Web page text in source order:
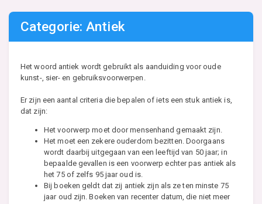
Categorie: Antiek
Het woord antiek wordt gebruikt als aanduiding voor oude
kunst-, sier- en gebruiksvoorwerpen.
Er zijn een aantal criteria die bepalen of iets een stuk antiek is,
dat zijn:
Het voorwerp moet door mensenhand gemaakt zijn.
Het moet een zekere ouderdom bezitten. Doorgaans
wordt daarbij uitgegaan van een leeftijd van 50 jaar; in
bepaalde gevallen is een voorwerp echter pas antiek als
het 75 of zelfs 95 jaar oud is.
Bij boeken geldt dat zij antiek zijn als ze ten minste 75
jaar oud zijn. Boeken van recenter datum, die niet meer